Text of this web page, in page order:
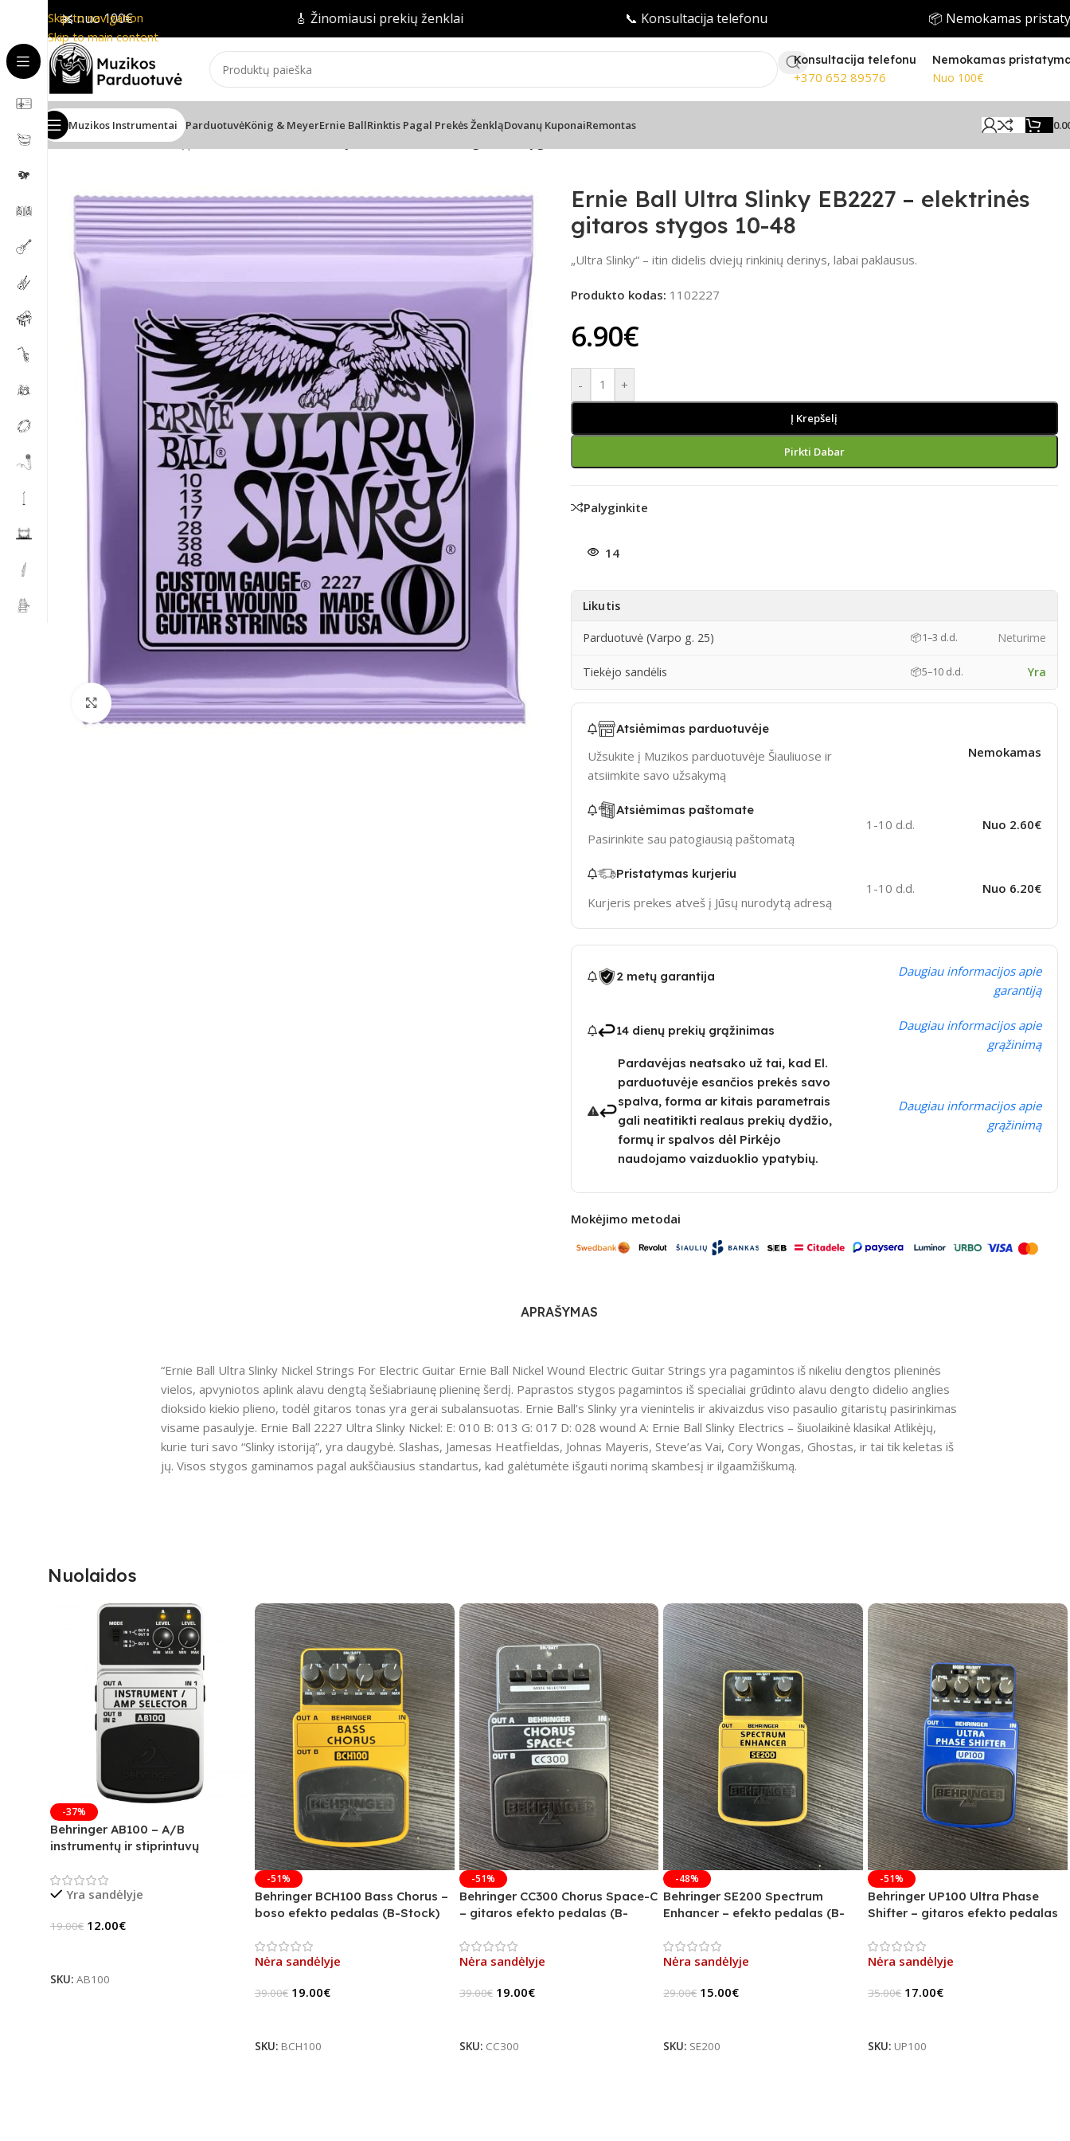
Skip to navigation
Skip to main content
nuo 100€ 🎸 Žinomiausi prekių ženklai 📞 Konsultacija telefonu 📦 Nemokamas pristatymas
Konsultacija telefonu
+370 652 89576
Nemokamas
Nuo 100€
Muzikos Instrumentai ParduotuvėKönig & MeyerErnie BallRinktis Pagal Prekės ŽenkląDovanų KuponaiRemontas
Pradžia/Gitaros/Gitarų priedai
Spustelėkite, jei norite padidinti
Ernie Ball Ultra Slinky EB2227 – elektrinės
gitaros stygos 10-48
„Ultra Slinky“ – itin didelis dviejų rinkinių derinys, labai paklausus.
Produkto kodas: 1102227
6.90€
- +
Į Krepšelį
Pirkti Dabar
Palyginkite
14
Likutis
Parduotuvė (Varpo g. 25) 📦1–3 d.d. Neturime
Tiekėjo sandėlis 📦5–10 d.d. Yra
Atsiėmimas parduotuvėje
Užsukite į Muzikos parduotuvėje Šiauliuose ir
atsiimkite savo užsakymą
Nemokamas
Atsiėmimas paštomate
Pasirinkite sau patogiausią paštomatą
1-10 d.d. Nuo 2.60€
Pristatymas kurjeriu
Kurjeris prekes atveš į Jūsų nurodytą adresą
1-10 d.d. Nuo 6.20€
2 metų garantija
Daugiau informacijos apie
garantiją
14 dienų prekių grąžinimas
Daugiau informacijos apie
grąžinimą
Pardavėjas neatsako už tai, kad El.
parduotuvėje esančios prekės savo
spalva, forma ar kitais parametrais
gali neatitikti realaus prekių dydžio,
formų ir spalvos dėl Pirkėjo
naudojamo vaizduoklio ypatybių.
Daugiau informacijos apie
grąžinimą
Mokėjimo metodai
APRAŠYMAS
“Ernie Ball Ultra Slinky Nickel Strings For Electric Guitar Ernie Ball Nickel Wound Electric Guitar Strings yra pagamintos iš nikeliu dengtos plieninės
vielos, apvyniotos aplink alavu dengtą šešiabriaunę plieninę šerdį. Paprastos stygos pagamintos iš specialiai grūdinto alavu dengto didelio anglies
dioksido kiekio plieno, todėl gitaros tonas yra gerai subalansuotas. Ernie Ball’s Slinky yra vienintelis ir akivaizdus viso pasaulio gitaristų pasirinkimas
visame pasaulyje. Ernie Ball 2227 Ultra Slinky Nickel: E: 010 B: 013 G: 017 D: 028 wound A: Ernie Ball Slinky Electrics – šiuolaikinė klasika! Atlikėjų,
kurie turi savo “Slinky istoriją”, yra daugybė. Slashas, Jamesas Heatfieldas, Johnas Mayeris, Steve’as Vai, Cory Wongas, Ghostas, ir tai tik keletas iš
jų. Visos stygos gaminamos pagal aukščiausius standartus, kad galėtumėte išgauti norimą skambesį ir ilgaamžiškumą.
Nuolaidos
-37%
Behringer AB100 – A/B
instrumentų ir stiprintuvų
Yra sandėlyje
19.00€ 12.00€
SKU: AB100
-51%
Behringer BCH100 Bass Chorus –
boso efekto pedalas (B-Stock)
Nėra sandėlyje
39.00€ 19.00€
SKU: BCH100
-51%
Behringer CC300 Chorus Space-C
– gitaros efekto pedalas (B-
Nėra sandėlyje
39.00€ 19.00€
SKU: CC300
-48%
Behringer SE200 Spectrum
Enhancer – efekto pedalas (B-
Nėra sandėlyje
29.00€ 15.00€
SKU: SE200
-51%
Behringer UP100 Ultra Phase
Shifter – gitaros efekto pedalas
Nėra sandėlyje
35.00€ 17.00€
SKU: UP100